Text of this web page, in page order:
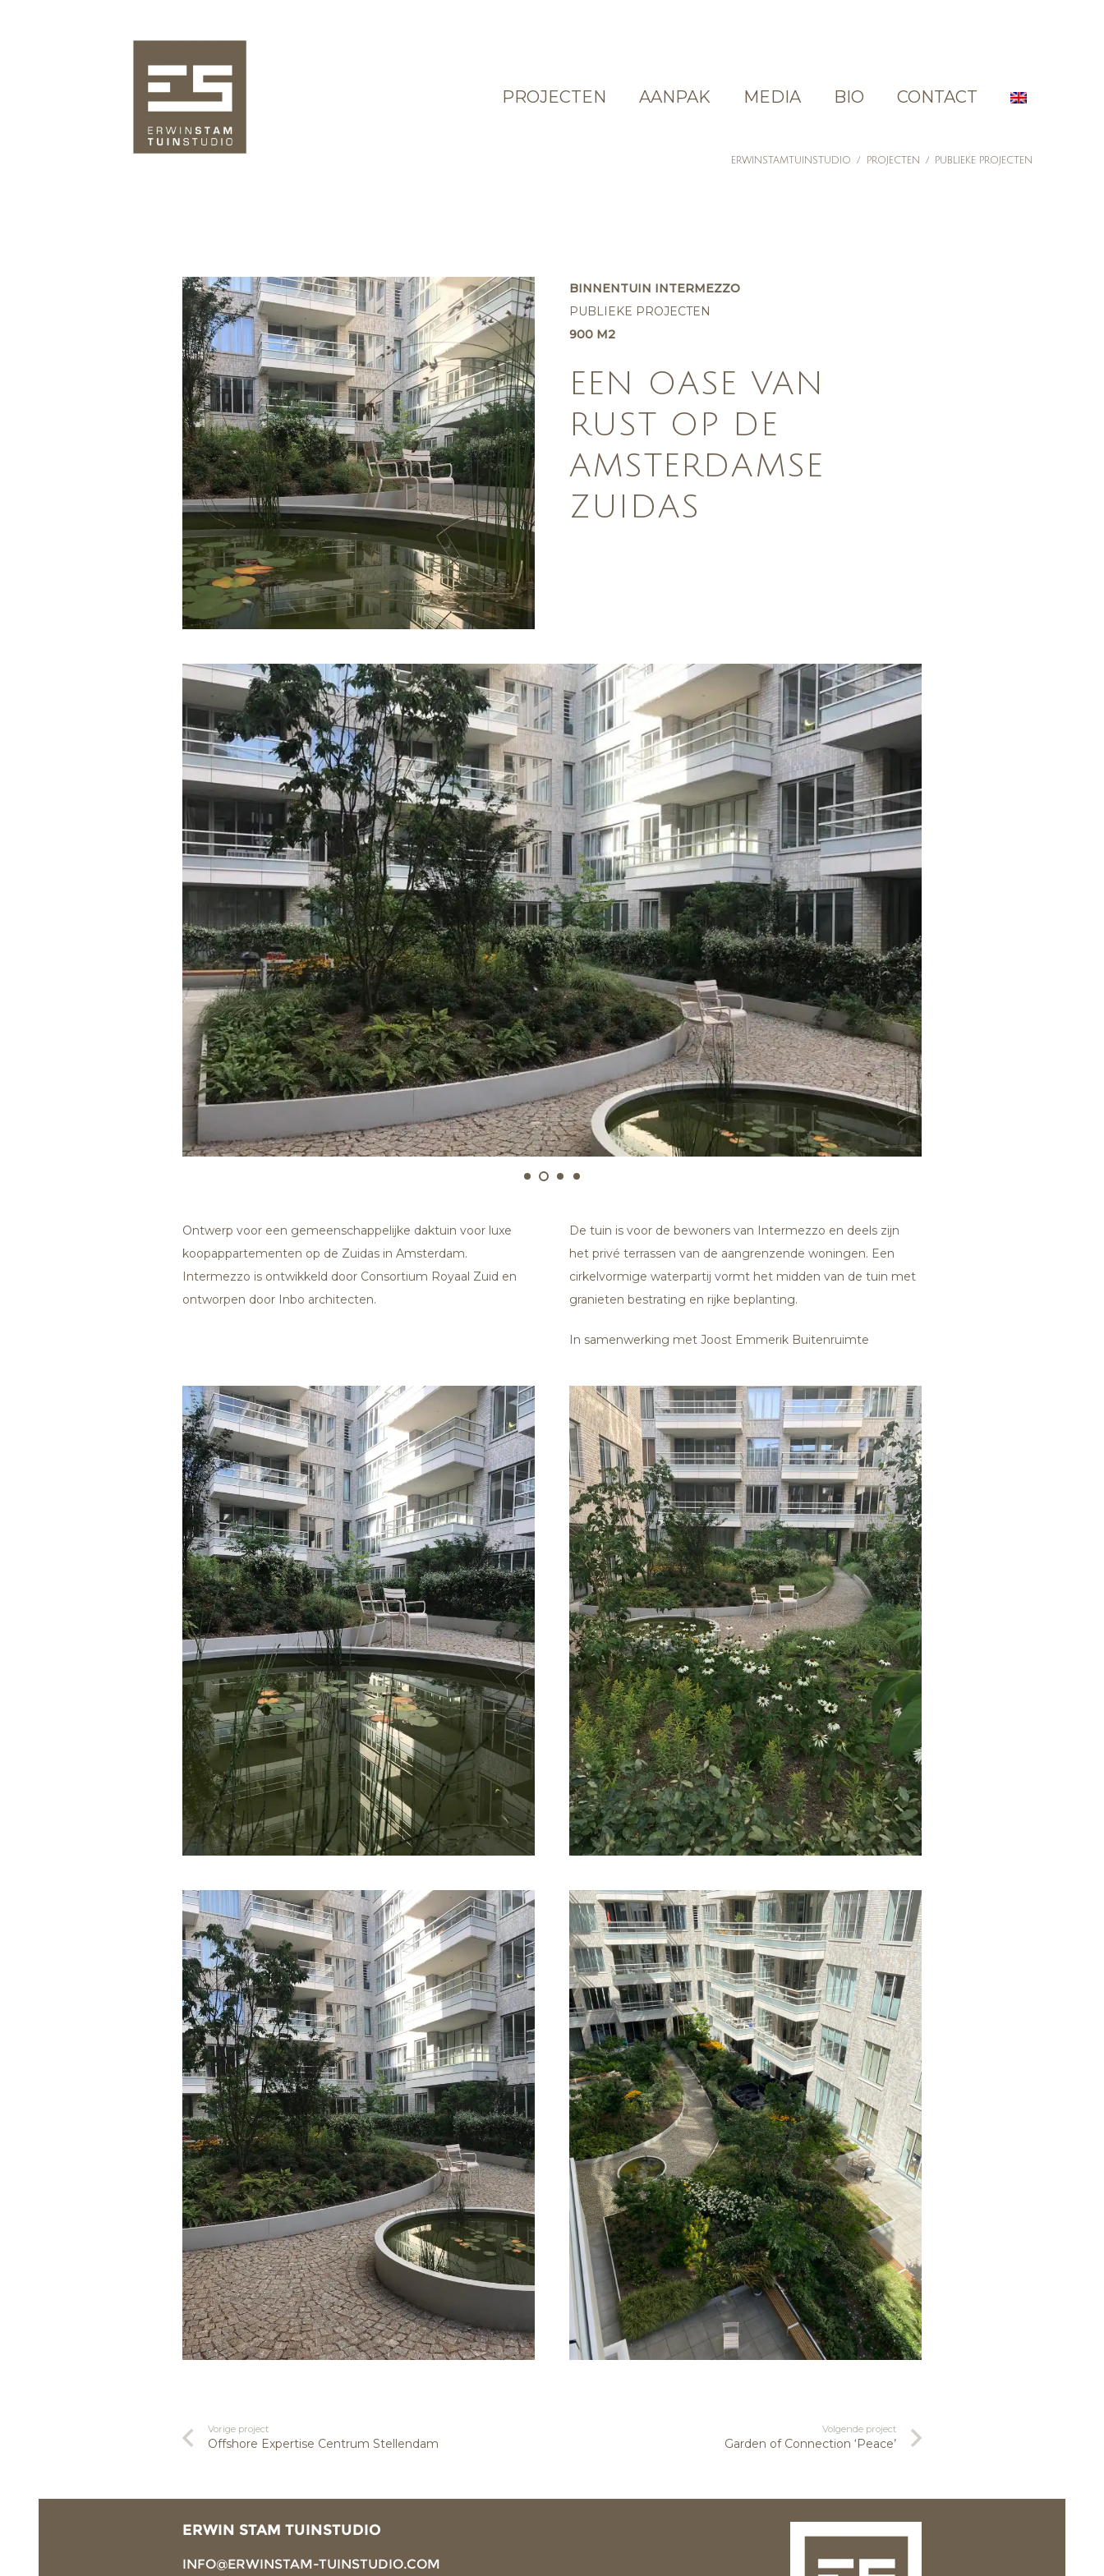
PROJECTEN AANPAK MEDIA BIO CONTACT
ERWINSTAMTUINSTUDIO / PROJECTEN / PUBLIEKE PROJECTEN
BINNENTUIN INTERMEZZO
PUBLIEKE PROJECTEN
900 M2
EEN OASE VAN
RUST OP DE
AMSTERDAMSE
ZUIDAS
Ontwerp voor een gemeenschappelijke daktuin voor luxe
koopappartementen op de Zuidas in Amsterdam.
Intermezzo is ontwikkeld door Consortium Royaal Zuid en
ontworpen door Inbo architecten.
De tuin is voor de bewoners van Intermezzo en deels zijn
het privé terrassen van de aangrenzende woningen. Een
cirkelvormige waterpartij vormt het midden van de tuin met
granieten bestrating en rijke beplanting.
In samenwerking met Joost Emmerik Buitenruimte
Vorige project
Offshore Expertise Centrum Stellendam
Volgende project
Garden of Connection ‘Peace’
ERWIN STAM TUINSTUDIO
INFO@ERWINSTAM-TUINSTUDIO.COM